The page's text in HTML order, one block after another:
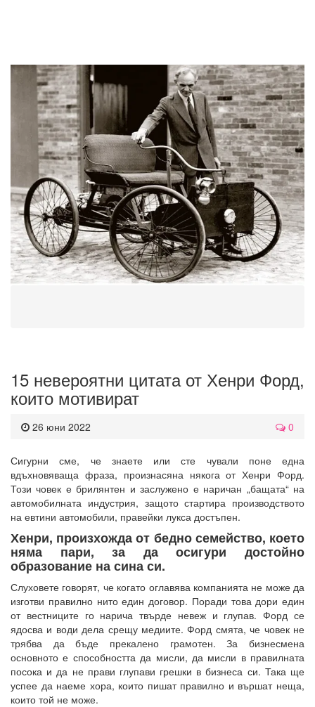
15 невероятни цитата от Хенри Форд,
които мотивират
26 юни 2022 0
Сигурни сме, че знаете или сте чували поне една
вдъхновяваща фраза, произнасяна някога от Хенри Форд.
Този човек е брилянтен и заслужено е наричан „бащата“ на
автомобилната индустрия, защото стартира производството
на евтини автомобили, правейки лукса достъпен.
Хенри, произхожда от бедно семейство, което
няма пари, за да осигури достойно
образование на сина си.
Слуховете говорят, че когато оглавява компанията не може да
изготви правилно нито един договор. Поради това дори един
от вестниците го нарича твърде невеж и глупав. Форд се
ядосва и води дела срещу медиите. Форд смята, че човек не
трябва да бъде прекалено грамотен. За бизнесмена
основното е способността да мисли, да мисли в правилната
посока и да не прави глупави грешки в бизнеса си. Така ще
успее да наеме хора, които пишат правилно и вършат неща,
които той не може.